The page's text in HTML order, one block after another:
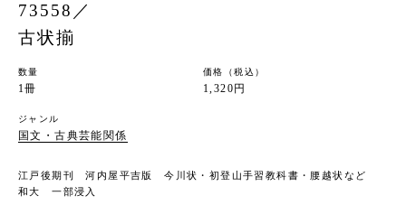
73558／
古状揃
数量
1冊
価格（税込）
1,320円
ジャンル
国文・古典芸能関係
江戸後期刊 河内屋平吉版 今川状・初登山手習教科書・腰越状など
和大 一部浸入